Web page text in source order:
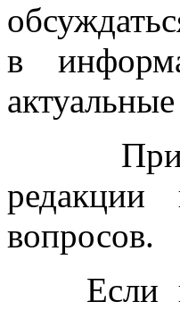
в
вопросов.
Если в